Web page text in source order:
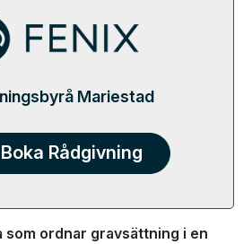
Mariestad
Boka Rådgivning
som ordnar gravsättning i en